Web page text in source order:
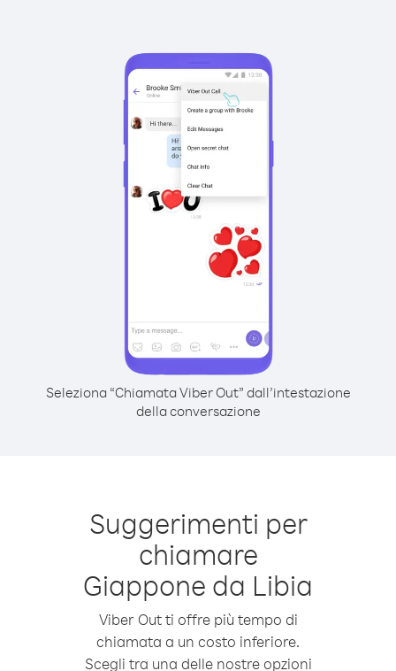
Seleziona “Chiamata Viber Out” dall’intestazione
della conversazione
Suggerimenti per
chiamare
Giappone da Libia
Viber Out ti offre più tempo di
chiamata a un costo inferiore.
Scegli tra una delle nostre opzioni